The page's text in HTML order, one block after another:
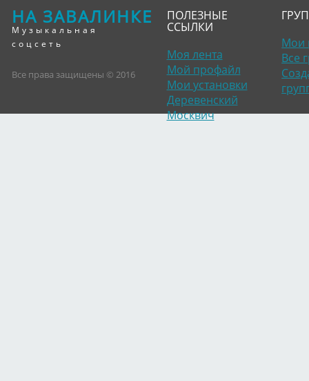
НА ЗАВАЛИНКЕ
Музыкальная
соцсеть
Все права защищены © 2016
ПОЛЕЗНЫЕ
ССЫЛКИ
Моя лента
Мой профайл
Мои установки
Деревенский
Москвич
Мои
Все